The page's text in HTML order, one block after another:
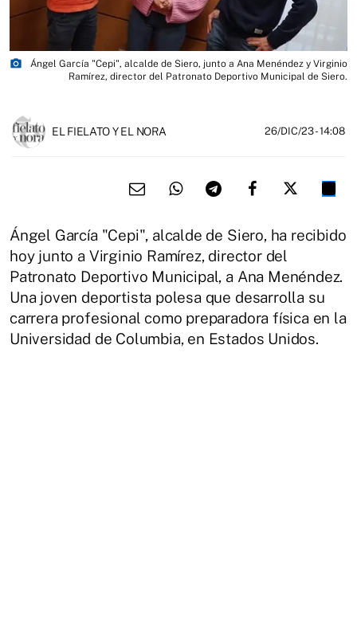
photo_camera
Ángel García "Cepi", alcalde de Siero, junto a Ana Menéndez y Virginio
Ramírez, director del Patronato Deportivo Municipal de Siero.
EL FIELATO Y EL NORA 26/DIC/23- 14:08
Ángel García "Cepi", alcalde de Siero, ha recibido
hoy junto a Virginio Ramírez, director del
Patronato Deportivo Municipal, a Ana Menéndez.
Una joven deportista polesa que desarrolla su
carrera profesional como preparadora física en la
Universidad de Columbia, en Estados Unidos.